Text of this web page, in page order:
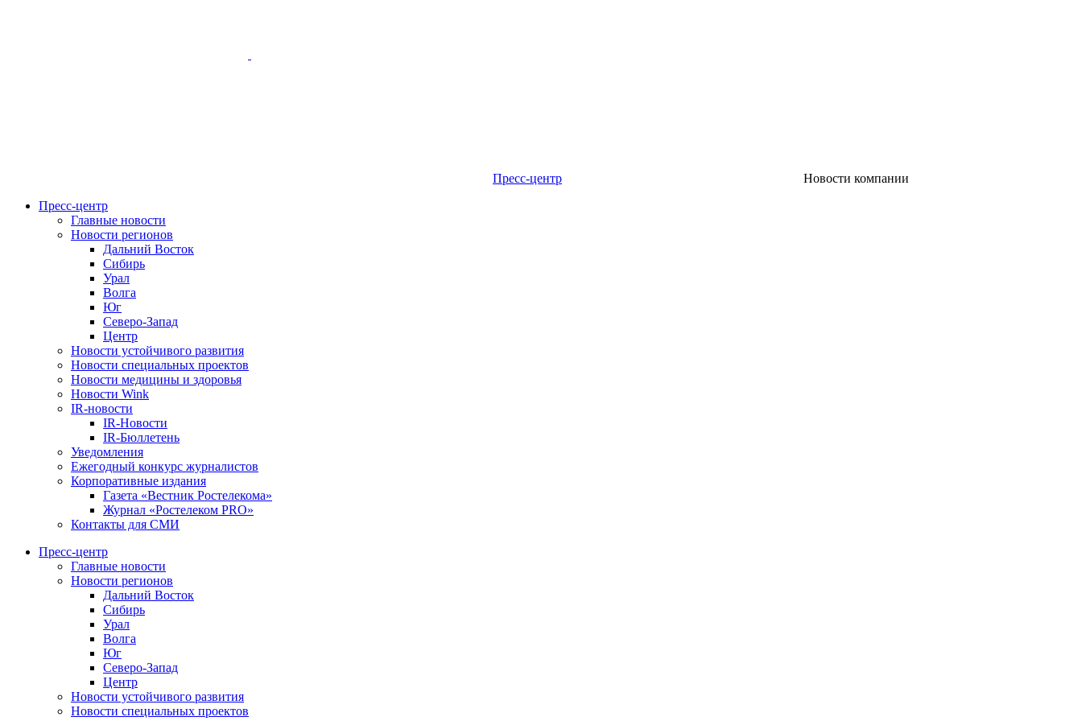
Пресс-центр
Новости компании
Пресс-центр
Главные новости
Новости регионов
Дальний Восток
Сибирь
Урал
Волга
Юг
Северо-Запад
Центр
Новости устойчивого развития
Новости специальных проектов
Новости медицины и здоровья
Новости Wink
IR-новости
IR-Новости
IR-Бюллетень
Уведомления
Ежегодный конкурс журналистов
Корпоративные издания
Газета «Вестник Ростелекома»
Журнал «Ростелеком PRO»
Контакты для СМИ
Пресс-центр
Главные новости
Новости регионов
Дальний Восток
Сибирь
Урал
Волга
Юг
Северо-Запад
Центр
Новости устойчивого развития
Новости специальных проектов